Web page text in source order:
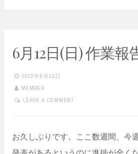
6月12日(日) 作業報
2022年6月13日
MEMBER
LEAVE A COMMENT
お久しぶりです。ここ数週間、今